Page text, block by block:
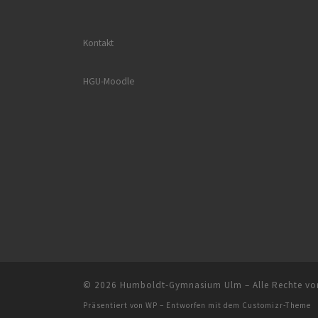
Kontakt
HGU-Moodle
© 2026 Humboldt-Gymnasium Ulm – Alle Rechte
Präsentiert von WP – Entworfen mit dem Customizr-Theme